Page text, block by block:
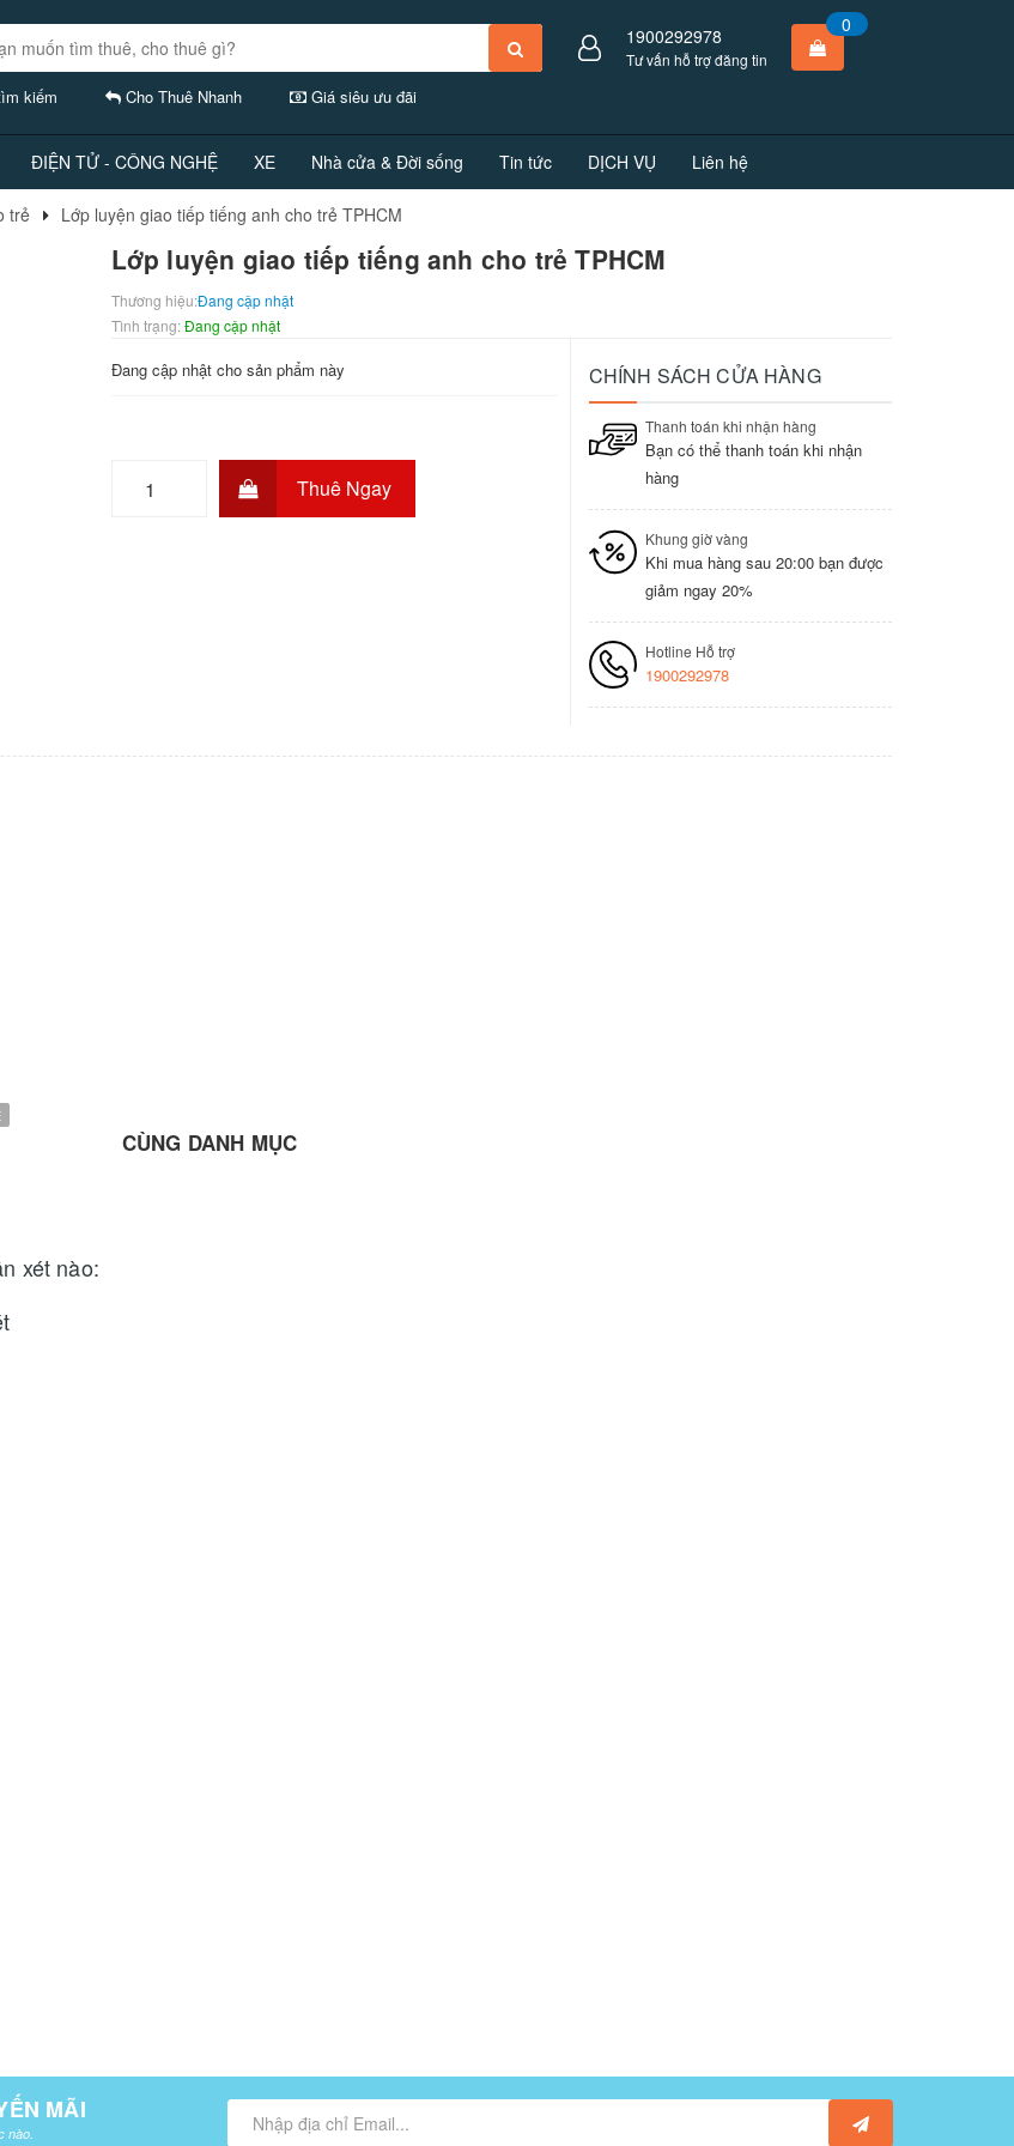
kiếm Cho Thuê Nhanh Giá siêu ưu đãi
1900292978
Tư vấn hỗ trợ đăng tin
0
ĐIỆN TỬ - CÔNG NGHỆ XE Nhà cửa & Đời sống Tin tức DỊCH VỤ Liên hệ
trẻ Lớp luyện giao tiếp tiếng anh cho trẻ TPHCM
Lớp luyện giao tiếp tiếng anh cho trẻ TPHCM
Thương hiệu:Đang cập nhật
Tình trạng:Đang cập nhật
Đang cập nhật cho sản phẩm này
Thuê Ngay
CHÍNH SÁCH CỬA HÀNG
Thanh toán khi nhận hàng
Bạn có thể thanh toán khi nhận
hàng
Khung giờ vàng
Khi mua hàng sau 20:00 bạn được
giảm ngay 20%
Hotline Hỗ trợ
1900292978
CÙNG DANH MỤC
xét nào:
MÃI
nào.